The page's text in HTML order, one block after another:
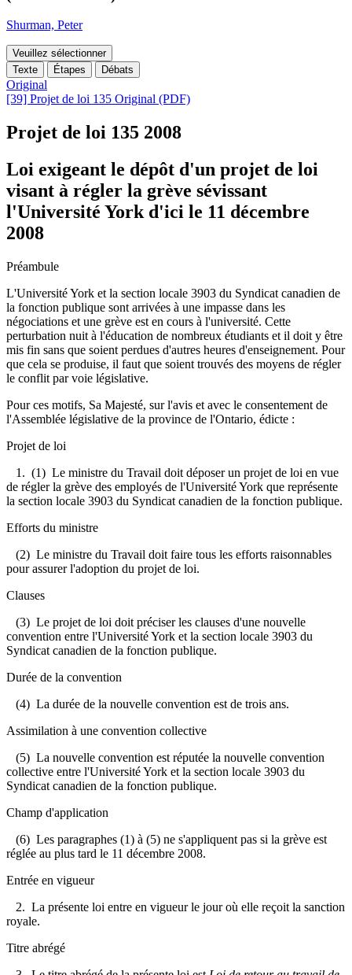
Shurman, Peter
Veuillez sélectionner
Texte
Étapes Débats
Original
[39] Projet de loi 135 Original (PDF)
Projet de loi 135 2008
Loi exigeant le dépôt d'un projet de loi
visant à régler la grève sévissant
l'Université York d'ici le 11 décembre
2008
Préambule
L'Université York et la section locale 3903 du Syndicat canadien de
la fonction publique sont arrivées à une impasse dans les
négociations et une grève est en cours à l'université. Cette
perturbation nuit à l'éducation de nombreux étudiants et il doit y être
mis fin sans que soient perdues d'autres heures d'enseignement. Pour
que cela se produise, il faut que soient trouvés des moyens de régler
le conflit par voie législative.
Pour ces motifs, Sa Majesté, sur l'avis et avec le consentement de
l'Assemblée législative de la province de l'Ontario, édicte :
Projet de loi
1. (1) Le ministre du Travail doit déposer un projet de loi en vue
de régler la grève des employés de l'Université York que représente
la section locale 3903 du Syndicat canadien de la fonction publique.
Efforts du ministre
(2) Le ministre du Travail doit faire tous les efforts raisonnables
pour assurer l'adoption du projet de loi.
Clauses
(3) Le projet de loi doit préciser les clauses d'une nouvelle
convention entre l'Université York et la section locale 3903 du
Syndicat canadien de la fonction publique.
Durée de la convention
(4) La durée de la nouvelle convention est de trois ans.
Assimilation à une convention collective
(5) La nouvelle convention est réputée la nouvelle convention
collective entre l'Université York et la section locale 3903 du
Syndicat canadien de la fonction publique.
Champ d'application
(6) Les paragraphes (1) à (5) ne s'appliquent pas si la grève est
réglée au plus tard le 11 décembre 2008.
Entrée en vigueur
2. La présente loi entre en vigueur le jour où elle reçoit la sanction
royale.
Titre abrégé